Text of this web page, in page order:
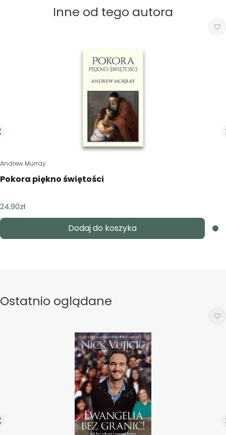
Inne od tego autora
Andrew Murray
Pokora piękno świętości
24,90zł
Dodaj do koszyka
Ostatnio oglądane